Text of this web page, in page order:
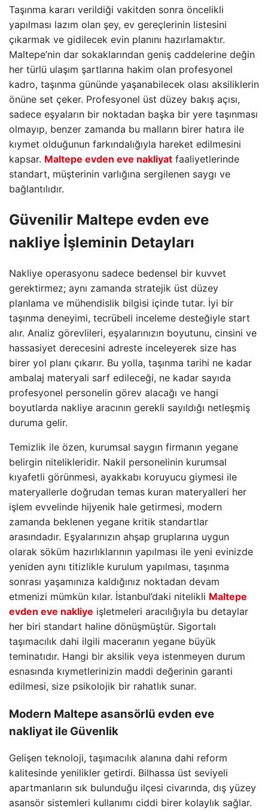
Taşınma kararı verildiği vakitden sonra öncelikli
yapılması lazım olan şey, ev gereçlerinin listesini
çıkarmak ve gidilecek evin planını hazırlamaktır.
Maltepe’nin dar sokaklarından geniş caddelerine değin
her türlü ulaşım şartlarına hakim olan profesyonel
kadro, taşınma gününde yaşanabilecek olası aksiliklerin
önüne set çeker. Profesyonel üst düzey bakış açısı,
sadece eşyaların bir noktadan başka bir yere taşınması
olmayıp, benzer zamanda bu malların birer hatıra ile
kıymet olduğunun farkındalığıyla hareket edilmesini
kapsar. Maltepe evden eve nakliyat faaliyetlerinde
standart, müşterinin varlığına sergilenen saygı ve
bağlantılıdır.
Güvenilir Maltepe evden eve
nakliye İşleminin Detayları
Nakliye operasyonu sadece bedensel bir kuvvet
gerektirmez; aynı zamanda stratejik üst düzey
planlama ve mühendislik bilgisi içinde tutar. İyi bir
taşınma deneyimi, tecrübeli inceleme desteğiyle start
alır. Analiz görevlileri, eşyalarınızın boyutunu, cinsini ve
hassasiyet derecesini adreste inceleyerek size has
birer yol planı çıkarır. Bu yolla, taşınma tarihi ne kadar
ambalaj materyali sarf edileceği, ne kadar sayıda
profesyonel personelin görev alacağı ve hangi
boyutlarda nakliye aracının gerekli sayıldığı netleşmiş
duruma gelir.
Temizlik ile özen, kurumsal saygın firmanın yegane
belirgin nitelikleridir. Nakil personelinin kurumsal
kıyafetli görünmesi, ayakkabı koruyucu giymesi ile
materyallerle doğrudan temas kuran materyalleri her
işlem evvelinde hijyenik hale getirmesi, modern
zamanda beklenen yegane kritik standartlar
arasındadır. Eşyalarınızın ahşap gruplarına uygun
olarak söküm hazırlıklarının yapılması ile yeni evinizde
yeniden aynı titizlikle kurulum yapılması, taşınma
sonrası yaşamınıza kaldığınız noktadan devam
etmenizi mümkün kılar. İstanbul’daki nitelikli Maltepe
evden eve nakliye işletmeleri aracılığıyla bu detaylar
her biri standart haline dönüşmüştür. Sigortalı
taşımacılık dahi ilgili maceranın yegane büyük
teminatıdır. Hangi bir aksilik veya istenmeyen durum
esnasında kıymetlerinizin maddi değerinin garanti
edilmesi, size psikolojik bir rahatlık sunar.
Modern Maltepe asansörlü evden eve
nakliyat ile Güvenlik
Gelişen teknoloji, taşımacılık alanına dahi reform
kalitesinde yenilikler getirdi. Bilhassa üst seviyeli
apartmanların sık bulunduğu ilçesi civarında, dış yüzey
asansör sistemleri kullanımı ciddi birer kolaylık sağlar.